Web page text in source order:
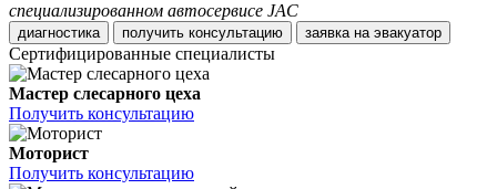
специализированном автосервисе JAC
диагностика получить консультацию заявка на эвакуатор
Сертифицированные специалисты
Мастер слесарного цеха
Получить консультацию
Моторист
Получить консультацию